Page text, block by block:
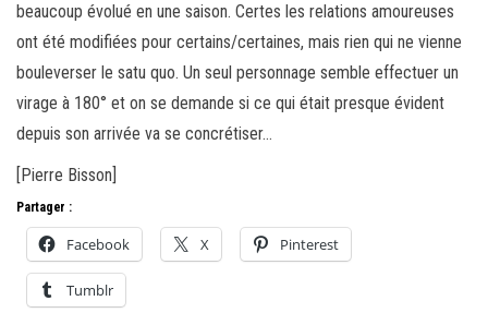
beaucoup évolué en une saison. Certes les relations amoureuses
ont été modifiées pour certains/certaines, mais rien qui ne vienne
bouleverser le satu quo. Un seul personnage semble effectuer un
virage à 180° et on se demande si ce qui était presque évident
depuis son arrivée va se concrétiser…
[Pierre Bisson]
Partager :
Facebook X Pinterest
Tumblr